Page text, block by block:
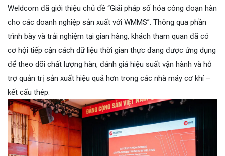
Weldcom đã giới thiệu chủ đề “Giải pháp số hóa công đoạn hàn
cho các doanh nghiệp sản xuất với WMMS”. Thông qua phần
trình bày và trải nghiệm tại gian hàng, khách tham quan đã có
cơ hội tiếp cận cách dữ liệu thời gian thực đang được ứng dụng
để theo dõi chất lượng hàn, đánh giá hiệu suất vận hành và hỗ
trợ quản trị sản xuất hiệu quả hơn trong các nhà máy cơ khí –
kết cấu thép.